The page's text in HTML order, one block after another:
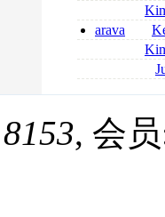
nolvadex
junior kaufen
kaufen
métronidazole
arava
kaufen
coumadin
, 会